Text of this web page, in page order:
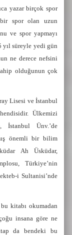
yazar birçok spor
spor olan uzun
ve spor yapmayı
yıl süreyle yedi gün
ne derece nefsini
olduğunun çok
Lisesi ve İstanbul
Ülkemizi
İstanbul Ünv.’de
önemli bir bilim
Ah Üsküdar,
Türkiye’nin
i Sultanisi’nde
kitabı okumadan
insana göre ne
da bendeki bu